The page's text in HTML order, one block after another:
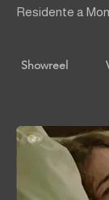
Residente a
Showreel